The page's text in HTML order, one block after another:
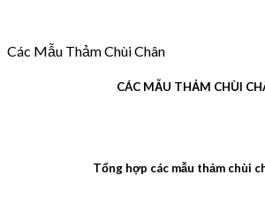
Các Mẫu Thảm Chùi Chân
CÁC MẪU THẢM CHÙI
Tổng hợp các mẫu thảm chùi